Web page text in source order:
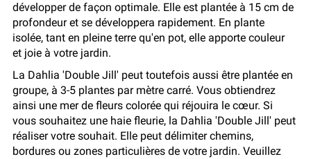
développer de façon optimale. Elle est plantée à 15 cm de
profondeur et se développera rapidement. En plante
isolée, tant en pleine terre qu'en pot, elle apporte couleur
et joie à votre jardin.
La Dahlia 'Double Jill' peut toutefois aussi être plantée en
groupe, à 3-5 plantes par mètre carré. Vous obtiendrez
ainsi une mer de fleurs colorée qui réjouira le cœur. Si
vous souhaitez une haie fleurie, la Dahlia 'Double Jill' peut
réaliser votre souhait. Elle peut délimiter chemins,
bordures ou zones particulières de votre jardin. Veuillez